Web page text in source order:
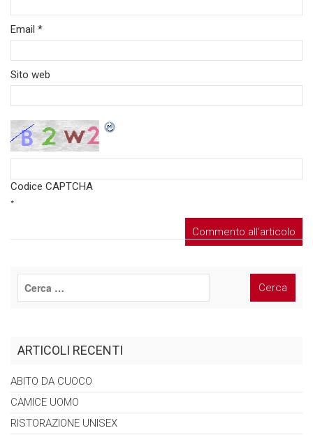
Email *
Sito web
Codice CAPTCHA
*
ARTICOLI RECENTI
ABITO DA CUOCO
CAMICE UOMO
RISTORAZIONE UNISEX